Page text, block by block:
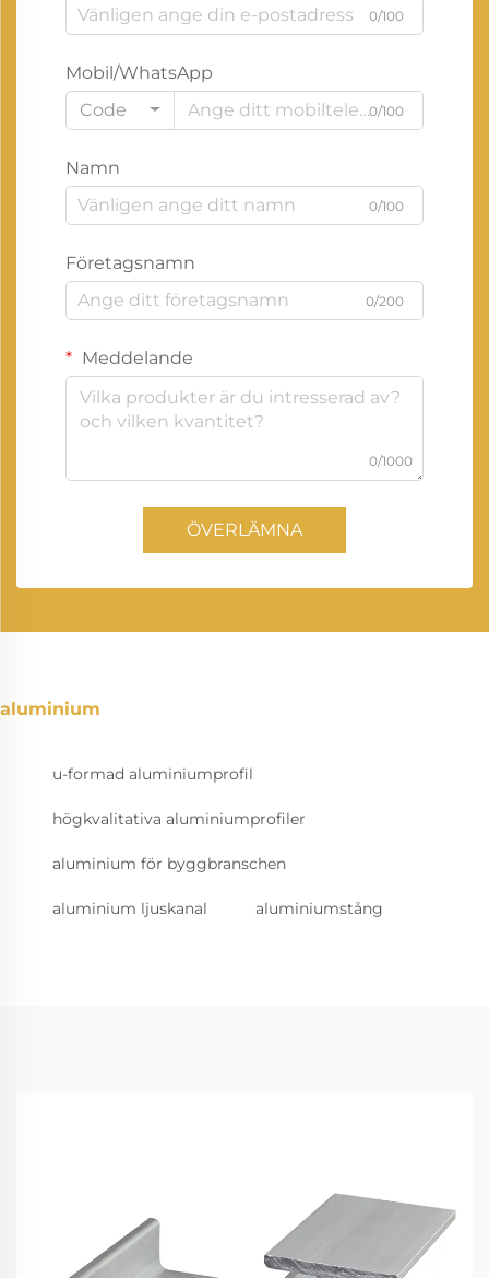
0/100
Mobil/WhatsApp
Code
0/100
Namn
0/100
Företagsnamn
0/200
Meddelande
0/1000
ÖVERLÄMNA
aluminium
u-formad aluminiumprofil
högkvalitativa aluminiumprofiler
aluminium för byggbranschen
aluminium ljuskanal aluminiumstång